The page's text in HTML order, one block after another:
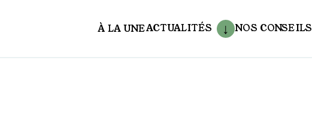
À LA UNEACTUALITÉS NOS CONSEILS